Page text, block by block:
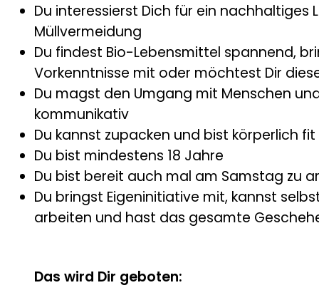
Du interessierst Dich für ein nachhaltiges
Müllvermeidung
Du findest Bio-Lebensmittel spannend,
Vorkenntnisse mit oder möchtest Dir
Du magst den Umgang mit Menschen
kommunikativ
Du kannst zupacken und bist körperlich fit
Du bist mindestens 18 Jahre
Du bist bereit auch mal am Samstag zu
Du bringst Eigeninitiative mit, kannst
arbeiten und hast das gesamte
Das wird Dir geboten: